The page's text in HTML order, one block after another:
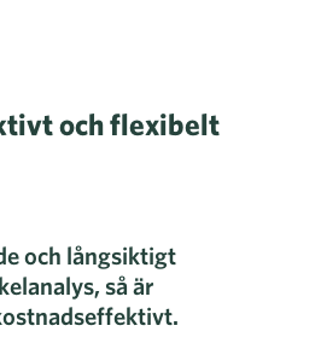
och flexibelt
och långsiktigt
så är